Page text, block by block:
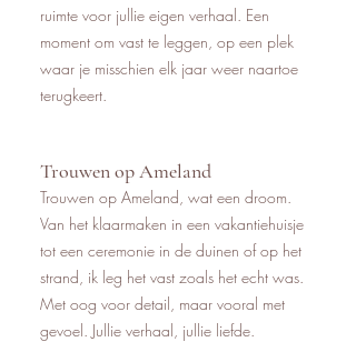
ruimte voor jullie eigen verhaal. Een
moment om vast te leggen, op een plek
waar je misschien elk jaar weer naartoe
terugkeert.
Trouwen op Ameland, wat een droom.
Van het klaarmaken in een vakantiehuisje
tot een ceremonie in de duinen of op het
strand, ik leg het vast zoals het echt was.
Met oog voor detail, maar vooral met
gevoel. Jullie verhaal, jullie liefde.
Trouwen op Ameland